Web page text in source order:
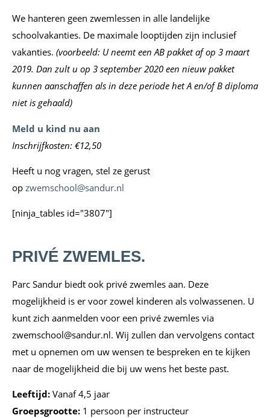
We hanteren geen zwemlessen in alle landelijke
schoolvakanties. De maximale looptijden zijn inclusief
vakanties. (voorbeeld: U neemt een AB pakket af op 3 maart
2019. Dan zult u op 3 september 2020 een nieuw pakket
kunnen aanschaffen als in deze periode het A en/of B diploma
niet is gehaald)
Meld u kind nu aan
Inschrijfkosten: €12,50
Heeft u nog vragen, stel ze gerust
op zwemschool@sandur.nl
[ninja_tables id="3807"]
PRIVÉ ZWEMLES.
Parc Sandur biedt ook privé zwemles aan. Deze
mogelijkheid is er voor zowel kinderen als volwassenen. U
kunt zich aanmelden voor een privé zwemles via
zwemschool@sandur.nl. Wij zullen dan vervolgens contact
met u opnemen om uw wensen te bespreken en te kijken
naar de mogelijkheid die bij uw wens het beste past.
Leeftijd: Vanaf 4,5 jaar
Groepsgrootte: 1 persoon per instructeur